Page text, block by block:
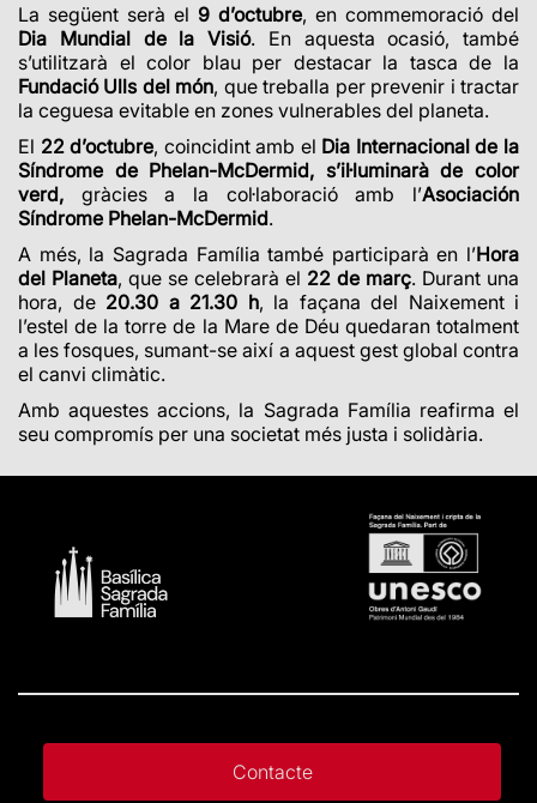
La següent serà el 9 d’octubre, en commemoració del
Dia Mundial de la Visió. En aquesta ocasió, també
s’utilitzarà el color blau per destacar la tasca de la
Fundació Ulls del món, que treballa per prevenir i tractar
la ceguesa evitable en zones vulnerables del planeta.
El 22 d’octubre, coincidint amb el Dia Internacional de la
Síndrome de Phelan-McDermid, s’il·luminarà de color
verd, gràcies a la col·laboració amb l’Asociación
Síndrome Phelan-McDermid.
A més, la Sagrada Família també participarà en l’Hora
del Planeta, que se celebrarà el 22 de març. Durant una
hora, de 20.30 a 21.30 h, la façana del Naixement i
l’estel de la torre de la Mare de Déu quedaran totalment
a les fosques, sumant-se així a aquest gest global contra
el canvi climàtic.
Amb aquestes accions, la Sagrada Família reafirma el
seu compromís per una societat més justa i solidària.
Contacte